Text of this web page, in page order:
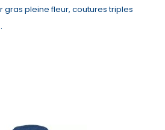
gras pleine fleur, coutures triples